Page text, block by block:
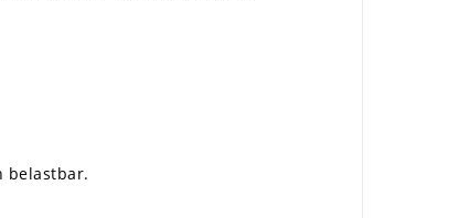
belastbar.